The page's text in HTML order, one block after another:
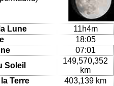
Lune
11h4m
18:05
07:01
Soleil
149,570,352
km
Terre
403,139 km